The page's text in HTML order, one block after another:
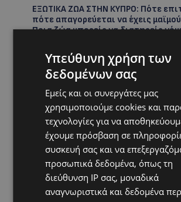
ΕΞΩΤΙΚΑ ΖΩΑ ΣΤΗΝ ΚΥΠΡΟ: Πότε
πότε απαγορεύεται να έχεις
Ποια ζώα μπορείς να διατηρείς
UPDATES
ΧΩΡΙΣ ΣΩΣΣΙΒΙΟ Η ΘΑΛΑΣΣΙΑ
ΕΛΛΑΔΑΣ: «Χωρίς επιδότηση το
ξανασηκώσει άγκυρα»
STORIES
ΜΑΡΙΝΟΣ ΚΩΝΣΤΑΝΤΙΝΙΔΗΣ: Οι
ξαναζωντανέψει η Μακαρίου και το
Λευκωσίας-(Βίντεο)
UPDATES
ΤΡΟΧΑΙΟ ΣΤΗΝ ΛΕΥΚΩΣΙΑ:
του 27χρονου – Φέρεται να
Υπεύθυνη χρήση των
δεδομένων σας
Εμείς και οι συνεργάτες μας
χρησιμοποιούμε cookies και
τεχνολογίες για να
έχουμε πρόσβαση σε
συσκευή σας και να
προσωπικά δεδομένα, όπως τη
διεύθυνση IP σας, μοναδικά
αναγνωριστικά και δεδομένα